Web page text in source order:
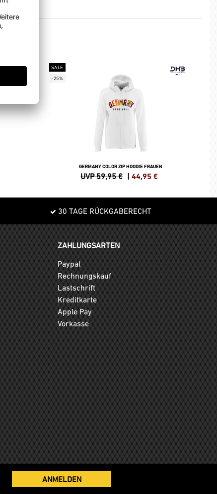
SALE
-25%
GERMANY COLOR ZIP HOODIE FRAUEN
UVP 59,95 € |44,95 €
30 TAGE RÜCKGABERECHT
ZAHLUNGSARTEN
Paypal
Rechnungskauf
Lastschrift
Kreditkarte
Apple Pay
Vorkasse
ANMELDEN